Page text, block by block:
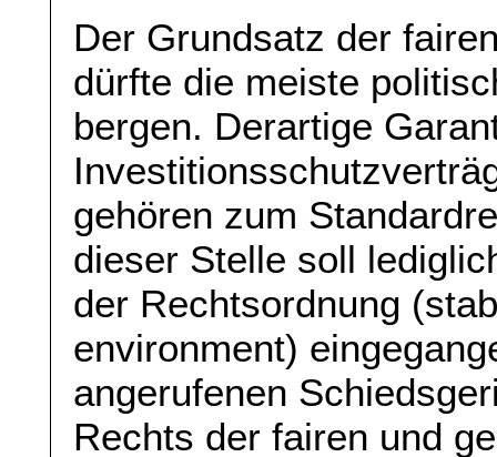
Der Grundsatz der
dürfte die meiste
bergen. Derartige
gehören zum
dieser Stelle soll
der Rechtsordnung
environment)
angerufenen
Rechts der fairen und